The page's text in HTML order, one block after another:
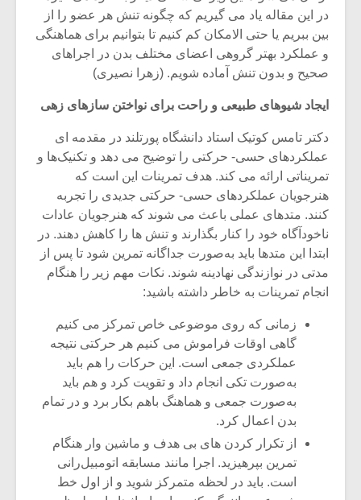
در این مقاله یاد می­ گیریم که چگونه تنش هر عضو را از
بین ببریم یا حتی­ الامکان کم کنیم تا بتوانیم برای هماهنگی
و عملکرد بهتر گروهی اعضای مختلف بدن در اجراهای
صحیح و بدون تنش آماده شویم. (زهرا نصیری)
ایجاد شیوه­ای طبیعی و راحت برای نواختن سازهای زهی
دکتر تامس کوتیک استاد دانشگاه پورتلند در مقدمه ­ای
عملکردهای حسی- حرکتی را توضیح می­ دهد و تکنیک‌ها و
تمریناتی ارائه می ­کند. هدف تمرینات این است که
هنرجویان عملکردهای حسی- حرکتی جدیدی را تجربه
کنند. متدهای عملی باعث می­ شوند که هنرجویان عادات
ناخودآگاه خود را کنار بگذارند و تنش ­ها را کاهش دهند. در
ابتدا این متدها باید به‌صورت جداگانه تمرین شود تا پس از
مدتی در نوازندگی نهادینه شوند. نکات مهم زیر را هنگام
انجام تمرینات به خاطر داشته باشید:
زمانی که روی موضوعی خاص تمرکز می­ کنیم
گاهی اوقات فراموش می­ کنیم هر حرکتی نتیجه
عملکردی جمعی است. این حرکات را هم باید
به‌صورت تکی انجام داد و تقویت کرد و هم باید
به‌صورت جمعی و هماهنگ باهم بکار برد و در تمام
بدن اعمال کرد.
از تکرار کردن­ های بی­ هدف و ماشین­ وار هنگام
تمرین بپرهیزید. اجرا مانند مسابقه اتومبیل‌رانی
است. باید در لحظه متمرکز شوید و از اول خط
میکلوش روژا
یادداشتی بر موسیقی